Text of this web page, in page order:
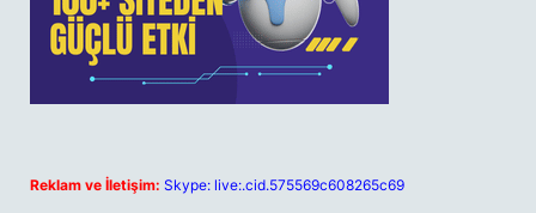
Reklam ve İletişim: Skype: live:.cid.575569c608265c69